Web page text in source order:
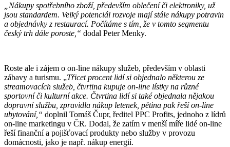
„Nákupy spotřebního zboží, především oblečení či elektroniky, už
jsou standardem. Velký potenciál rozvoje mají stále nákupy potravin
a objednávky z restaurací. Počítáme s tím, že v tomto segmentu
český trh dále poroste,“ dodal Peter Menky.
Roste ale i zájem o on-line nákupy služeb, především v oblasti
zábavy a turismu. „Třicet procent lidí si objednalo některou ze
streamovacích služeb, čtvrtina kupuje on-line lístky na různé
sportovní či kulturní akce. Čtvrtina lidí si také objednala nějakou
dopravní službu, zpravidla nákup letenek, pětina pak řeší on-line
ubytování,“ doplnil Tomáš Čupr, ředitel PPC Profits, jednoho z lídrů
on-line marketingu v ČR. Dodal, že zatím v menší míře lidé on-line
řeší finanční a pojišťovací produkty nebo služby v provozu
domácnosti, jako je např. nákup energií.